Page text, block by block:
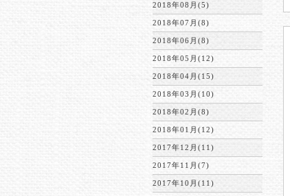
2018年08月(5)
2018年07月(8)
2018年06月(8)
2018年05月(12)
2018年04月(15)
2018年03月(10)
2018年02月(8)
2018年01月(12)
2017年12月(11)
2017年11月(7)
2017年10月(11)